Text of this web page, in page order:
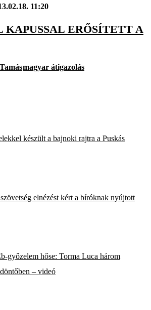
11:20
ERŐSÍTETT A
magyar átigazolás
készült a bajnoki rajtra a Puskás
elnézést kért a bíróknak nyújtott
győzelem hőse: Torma Luca három
– videó